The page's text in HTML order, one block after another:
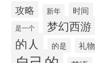
攻略 新年 时间
是一个 梦幻西游
的人 的是 礼物